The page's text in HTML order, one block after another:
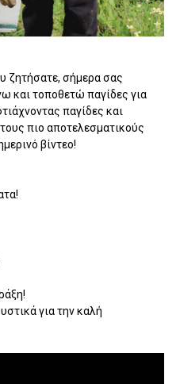
ζητήσατε, σήμερα σας
και τοποθετώ παγίδες για
παγίδες και
πιο αποτελεσματικούς
βίντεο!
για την καλή